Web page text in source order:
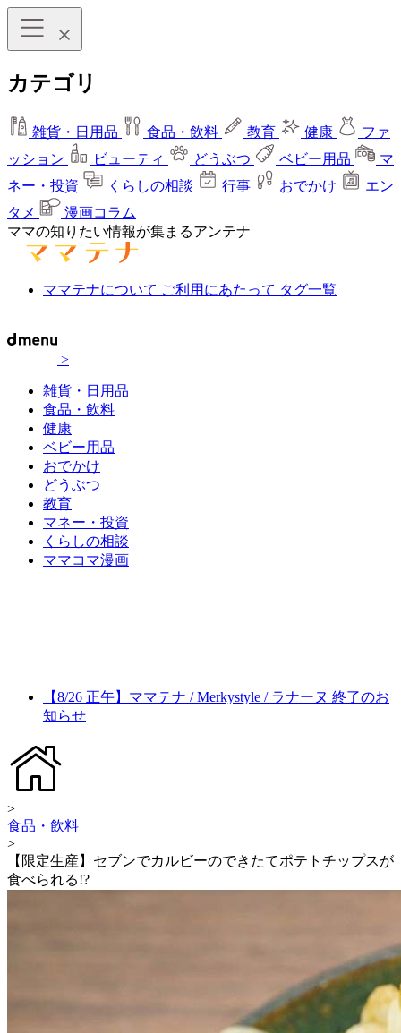
カテゴリ
雑貨・日用品 食品・飲料 教育 健康
ファ
ッション
ビューティ どうぶつ ベビー用品
マ
ネー・投資
くらしの相談 行事 おでかけ
エン
タメ
漫画コラム
ママの知りたい情報が集まるアンテナ
ママテナについて ご利用にあたって タグ一覧
>
雑貨・日用品
食品・飲料
健康
ベビー用品
おでかけ
どうぶつ
教育
マネー・投資
くらしの相談
ママコマ漫画
【8/26 正午】ママテナ / Merkystyle / ラナーヌ 終了のお
知らせ
>
食品・飲料
>
【限定生産】セブンでカルビーのできたてポテトチップスが
食べられる!?